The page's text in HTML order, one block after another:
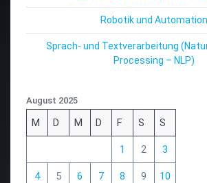
Robotik und Automation
Sprach- und Textverarbeitung
Processing – NLP)
August 2025
M D M D F S S
1 2 3
4 5 6 7 8 9 10